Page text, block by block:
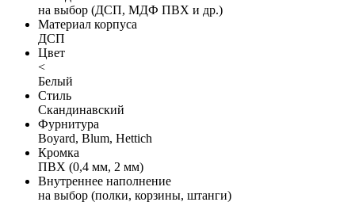
на выбор (ДСП, МДФ ПВХ и др.)
Материал корпуса
ДСП
Цвет
<
Белый
Стиль
Скандинавский
Фурнитура
Boyard, Blum, Hettich
Кромка
ПВХ (0,4 мм, 2 мм)
Внутреннее наполнение
на выбор (полки, корзины, штанги)